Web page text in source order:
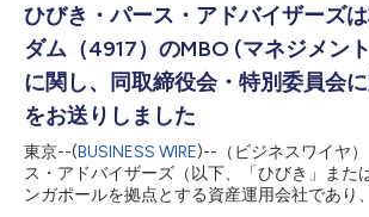
から、本年の株主総会にて株主提案を実施し
然として企業価値向上に対する本質的な課題
いないため、同社取締役会に対して、以下を
中期経営計画の抜本的な見直し 上場維持・非
的とする、社外取締役及び第三者による特別
を維持する場合には、ノンコア資産・過剰資
（具体的には、賃貸用不動産・政策保有株式
模な自己株買いと配当） 私どもの以前の投稿
当社は「ダイヤモンドトラスの巴」として、
界に広く認知され、高く評価されております
ひびき・パース・アドバイザーズ
ダム（4917）のMBO (マネジメン
に関し、同取締役会・特別委員会
をお送りしました
東京--(BUSINESS WIRE)--（ビジネスワイヤ
ス・アドバイザーズ（以下、「ひびき」また
ンガポールを拠点とする資産運用会社であり